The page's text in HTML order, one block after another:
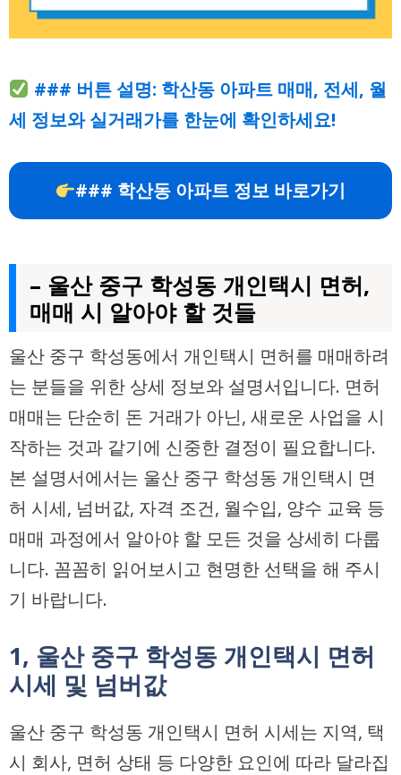
### 버튼 설명: 학산동 아파트 매매, 전세, 월
세 정보와 실거래가를 한눈에 확인하세요!
### 학산동 아파트 정보 바로가기
– 울산 중구 학성동 개인택시 면허,
매매 시 알아야 할 것들
울산 중구 학성동에서 개인택시 면허를 매매하려
는 분들을 위한 상세 정보와 설명서입니다. 면허
매매는 단순히 돈 거래가 아닌, 새로운 사업을 시
작하는 것과 같기에 신중한 결정이 필요합니다.
본 설명서에서는 울산 중구 학성동 개인택시 면
허 시세, 넘버값, 자격 조건, 월수입, 양수 교육 등
매매 과정에서 알아야 할 모든 것을 상세히 다룹
니다. 꼼꼼히 읽어보시고 현명한 선택을 해 주시
기 바랍니다.
1, 울산 중구 학성동 개인택시 면허
시세 및 넘버값
울산 중구 학성동 개인택시 면허 시세는 지역, 택
시 회사, 면허 상태 등 다양한 요인에 따라 달라집